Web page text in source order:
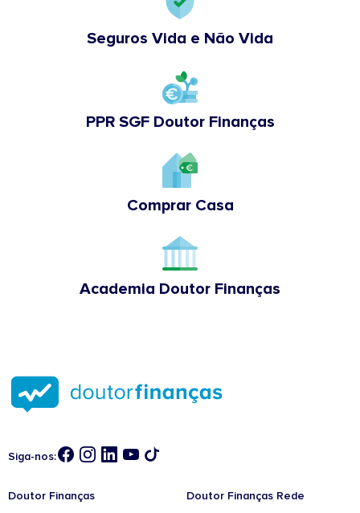
Seguros Vida e Não Vida
PPR SGF Doutor Finanças
Comprar Casa
Academia Doutor Finanças
Siga-nos:
Doutor Finanças Doutor Finanças Rede